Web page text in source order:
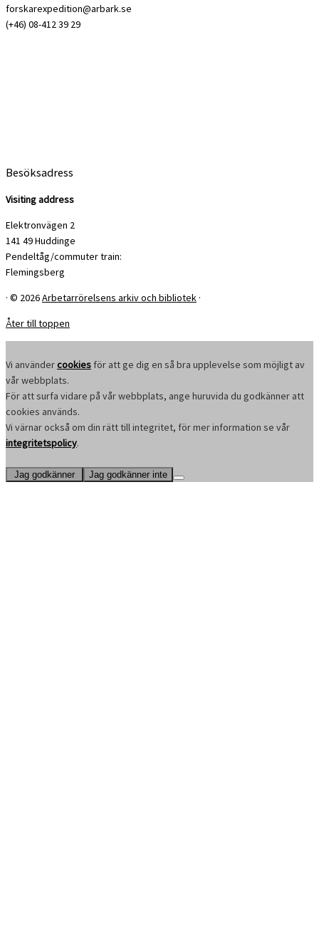
forskarexpedition@arbark.se
(+46) 08-412 39 29
Besöksadress
Visiting address
Elektronvägen 2
141 49 Huddinge
Pendeltåg/commuter train:
Flemingsberg
· © 2026Arbetarrörelsens arkiv och bibliotek ·
Åter till toppen
Vi användercookies för att ge dig en så bra upplevelse som möjligt av
vår webbplats.
För att surfa vidare på vår webbplats, ange huruvida du godkänner att
cookies används.
Vi värnar också om din rätt till integritet, för mer information se vår
integritetspolicy.
Jag godkänner Jag godkänner inte